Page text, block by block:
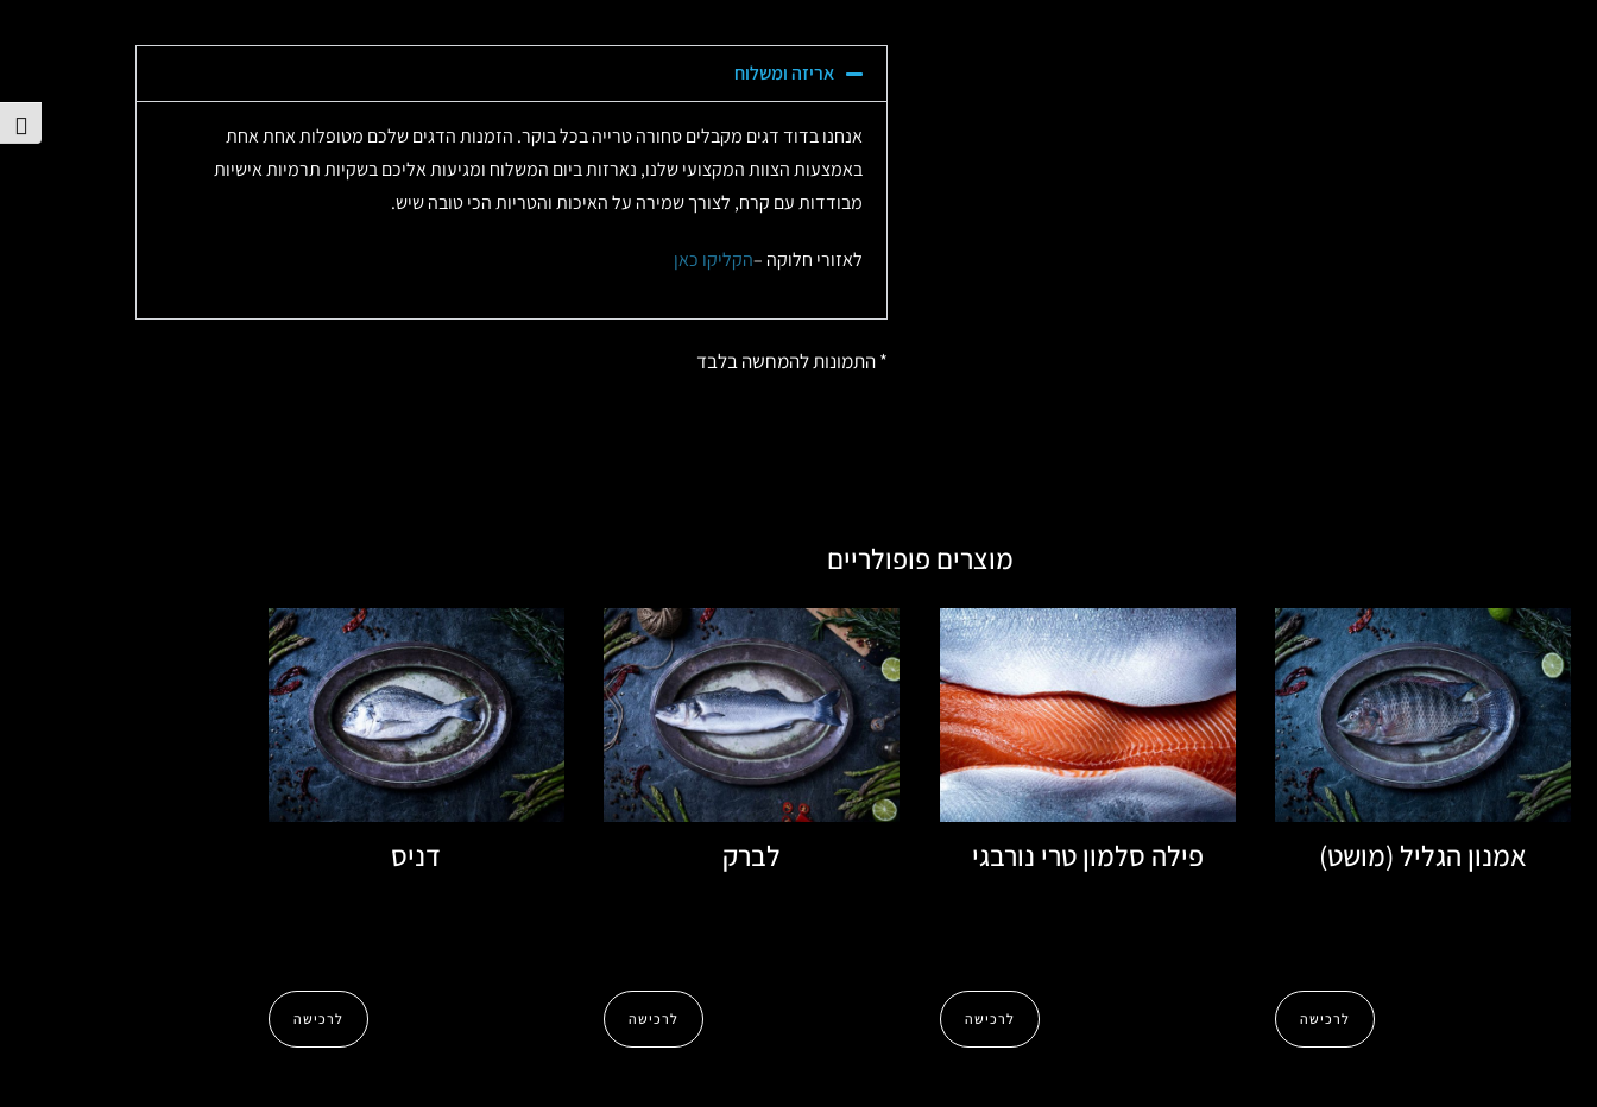
אריזה ומשלוח
אנחנו בדוד דגים מקבלים סחורה טרייה בכל בוקר. הזמנות הדגים שלכם מטופלות אחת אחת
באמצעות הצוות המקצועי שלנו, נארזות ביום המשלוח ומגיעות אליכם בשקיות תרמיות אישיות
מבודדות עם קרח, לצורך שמירה על האיכות והטריות הכי טובה שיש.
לאזורי חלוקה –הקליקו כאן
* התמונות להמחשה בלבד
מוצרים פופולריים
אמנון הגליל (מושט)
לרכישה
פילה סלמון טרי נורבגי
לרכישה
לברק
לרכישה
דניס
לרכישה